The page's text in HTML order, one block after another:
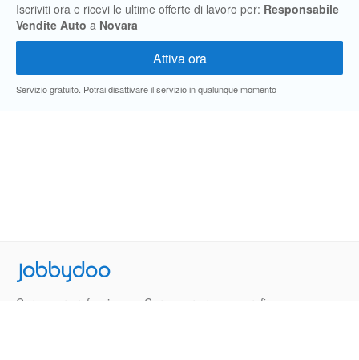
Iscriviti ora e ricevi le ultime offerte di lavoro per: Responsabile
Vendite Auto a Novara
Servizio gratuito. Potrai disattivare il servizio in qualunque momento
Jobbydoo
Cerca per professione
Cerca per area geografica